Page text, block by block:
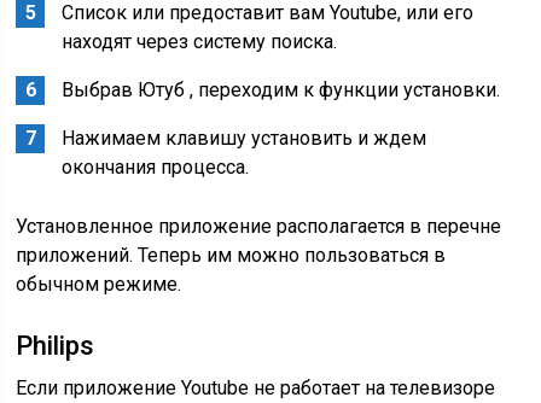
Список или предоставит вам Youtube, или его
находят через систему поиска.
Выбрав Ютуб , переходим к функции установки.
Нажимаем клавишу установить и ждем
окончания процесса.
Установленное приложение располагается в перечне
приложений. Теперь им можно пользоваться в
обычном режиме.
Philips
Если приложение Youtube не работает на телевизоре